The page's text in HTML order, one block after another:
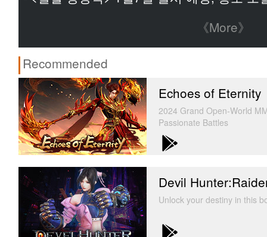
《More》
Recommended
Echoes of Eternity
2024 Grand Open-World
Passionate Battles
Devil
Unlock your destiny in this